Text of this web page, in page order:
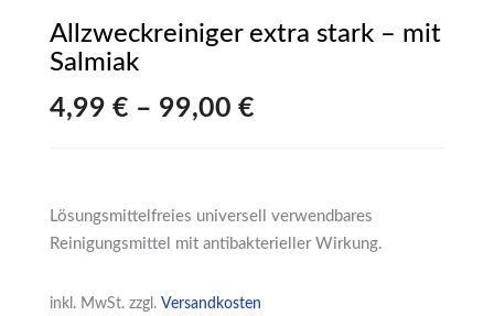
Allzweckreiniger extra stark – mit
Salmiak
4,99 € – 99,00 €
Lösungsmittelfreies universell verwendbares
Reinigungsmittel mit antibakterieller Wirkung.
inkl. MwSt. zzgl. Versandkosten